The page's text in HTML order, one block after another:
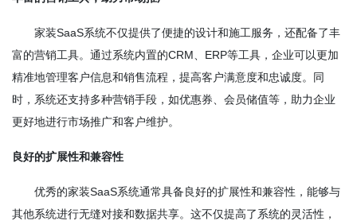
家装SaaS系统不仅提供了便捷的设计和施工服务，还配备了丰
富的营销工具。通过系统内置的CRM、ERP等工具，企业可以更加
精准地管理客户信息和销售流程，提高客户满意度和忠诚度。同
时，系统还支持多种营销手段，如优惠券、会员储值等，助力企业
更好地进行市场推广和客户维护。
良好的扩展性和兼容性
优秀的家装SaaS系统通常具备良好的扩展性和兼容性，能够与
其他系统进行无缝对接和数据共享。这不仅提高了系统的灵活性，